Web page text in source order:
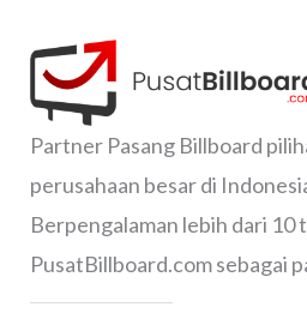
Partner Pasang Billboard
perusahaan besar di
Berpengalaman lebih dari 10
PusatBillboard.com sebagai